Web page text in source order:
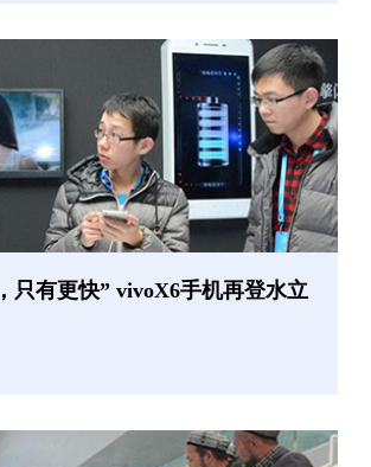
只有更快” vivoX6手机再登水立